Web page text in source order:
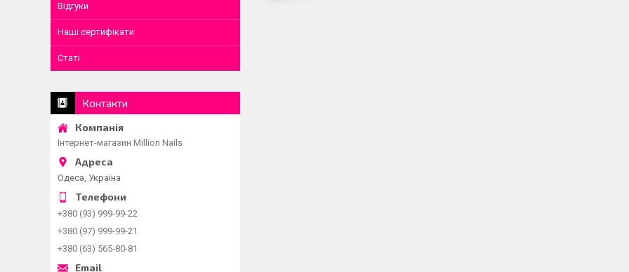
Відгуки
Наші сертифікати
Статі
Контакти
Інтернет-магазин Million Nails
Одеса, Україна
+380 (93) 999-99-22
+380 (97) 999-99-21
+380 (63) 565-80-81